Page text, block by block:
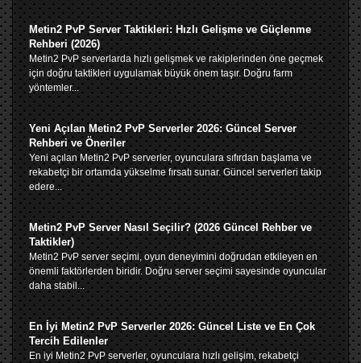
Metin2 PvP Server Taktikleri: Hızlı Gelişme ve Güçlenme
Rehberi (2026)
Metin2 PvP serverlarda hızlı gelişmek ve rakiplerinden öne geçmek
için doğru taktikleri uygulamak büyük önem taşır. Doğru farm
yöntemler...
Yeni Açılan Metin2 PvP Serverler 2026: Güncel Server
Rehberi ve Öneriler
Yeni açılan Metin2 PvP serverler, oyunculara sıfırdan başlama ve
rekabetçi bir ortamda yükselme fırsatı sunar. Güncel serverleri takip
edere...
Metin2 PvP Server Nasıl Seçilir? (2026 Güncel Rehber ve
Taktikler)
Metin2 PvP server seçimi, oyun deneyimini doğrudan etkileyen en
önemli faktörlerden biridir. Doğru server seçimi sayesinde oyuncular
daha stabil...
En İyi Metin2 PvP Serverler 2026: Güncel Liste ve En Çok
Tercih Edilenler
En iyi Metin2 PvP serverler, oyunculara hızlı gelişim, rekabetçi